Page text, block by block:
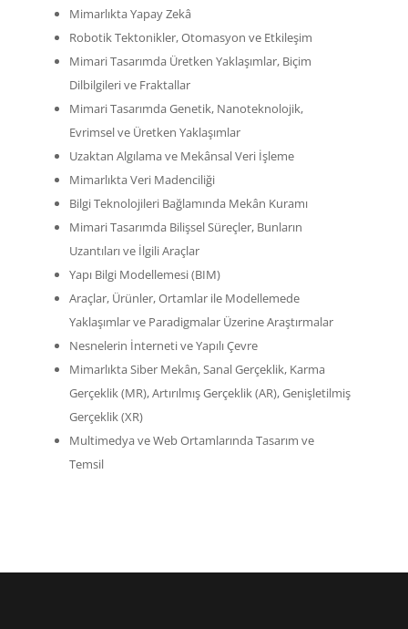
Mimarlıkta Yapay Zekâ
Robotik Tektonikler, Otomasyon ve Etkileşim
Mimari Tasarımda Üretken Yaklaşımlar, Biçim
Dilbilgileri ve Fraktallar
Mimari Tasarımda Genetik, Nanoteknolojik,
Evrimsel ve Üretken Yaklaşımlar
Uzaktan Algılama ve Mekânsal Veri İşleme
Mimarlıkta Veri Madenciliği
Bilgi Teknolojileri Bağlamında Mekân Kuramı
Mimari Tasarımda Bilişsel Süreçler, Bunların
Uzantıları ve İlgili Araçlar
Yapı Bilgi Modellemesi (BIM)
Araçlar, Ürünler, Ortamlar ile Modellemede
Yaklaşımlar ve Paradigmalar Üzerine Araştırmalar
Nesnelerin İnterneti ve Yapılı Çevre
Mimarlıkta Siber Mekân, Sanal Gerçeklik, Karma
Gerçeklik (MR), Artırılmış Gerçeklik (AR), Genişletilmiş
Gerçeklik (XR)
Multimedya ve Web Ortamlarında Tasarım ve
Temsil